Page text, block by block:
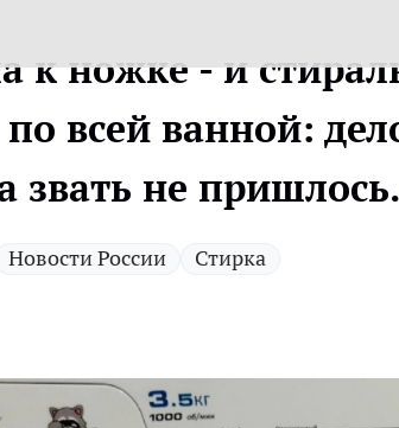
к ножке - и
всей ванной:
не
Новости России Стирка